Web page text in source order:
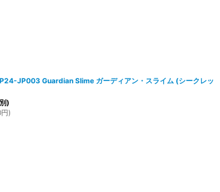
JP003 Guardian Slime ガーディアン・スライム (シークレッ
)
円)